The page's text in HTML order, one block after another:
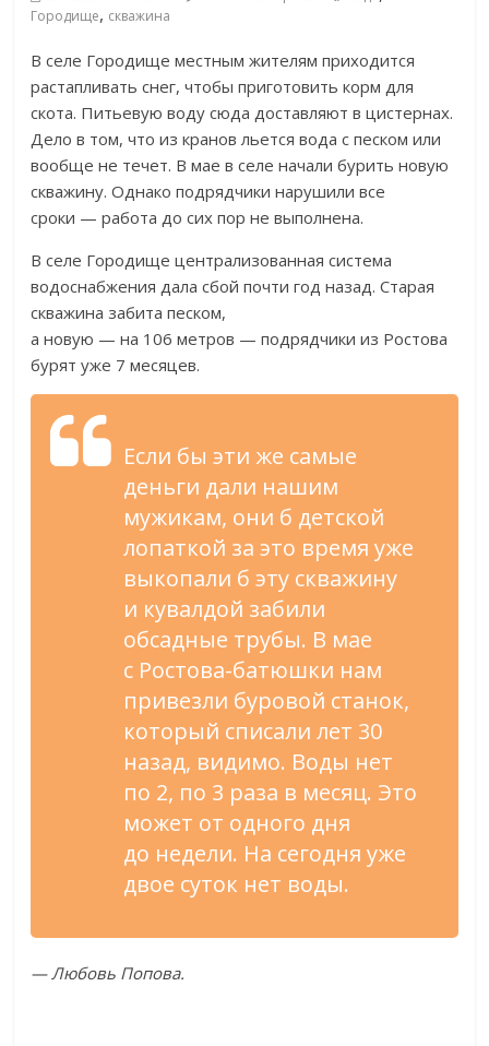
Городище, скважина
В селе Городище местным жителям приходится
растапливать снег, чтобы приготовить корм для
скота. Питьевую воду сюда доставляют в цистернах.
Дело в том, что из кранов льется вода с песком или
вообще не течет. В мае в селе начали бурить новую
скважину. Однако подрядчики нарушили все
сроки — работа до сих пор не выполнена.
В селе Городище централизованная система
водоснабжения дала сбой почти год назад. Старая
скважина забита песком,
а новую — на 106 метров — подрядчики из Ростова
бурят уже 7 месяцев.
Если бы эти же самые
деньги дали нашим
мужикам, они б детской
лопаткой за это время уже
выкопали б эту скважину
и кувалдой забили
обсадные трубы. В мае
с Ростова-батюшки нам
привезли буровой станок,
который списали лет 30
назад, видимо. Воды нет
по 2, по 3 раза в месяц. Это
может от одного дня
до недели. На сегодня уже
двое суток нет воды.
— Любовь Попова.